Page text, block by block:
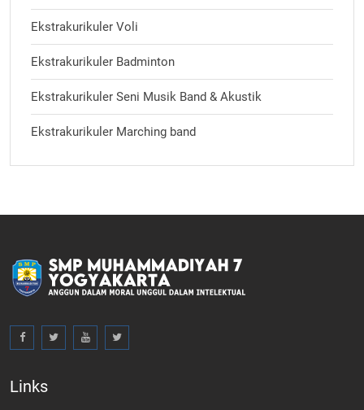
Ekstrakurikuler Voli
Ekstrakurikuler Badminton
Ekstrakurikuler Seni Musik Band & Akustik
Ekstrakurikuler Marching band
Links